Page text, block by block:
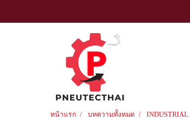
หน้าแรก บทความทั้งหมด INDUSTRIAL